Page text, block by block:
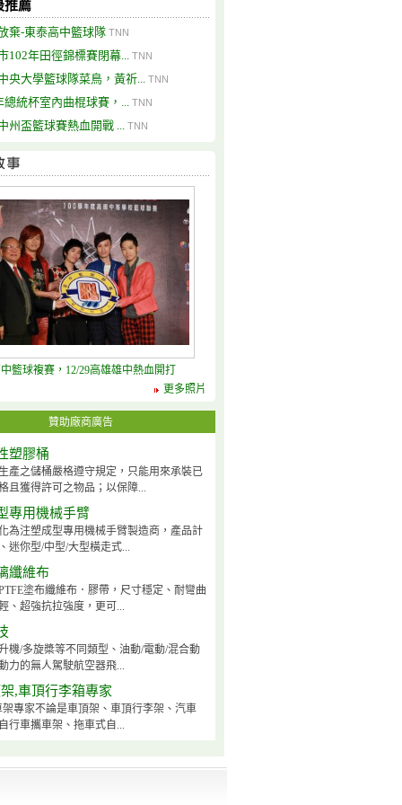
推薦
棄-東泰高中籃球隊 TNN
102年田徑錦標賽閉幕... TNN
央大學籃球隊菜鳥，黃祈... TNN
總統杯室內曲棍球賽，... TNN
州盃籃球賽熱血開戰 ... TNN
籃球複賽，12/29高雄雄中熱血開打
更多照片
贊助廠商廣告
塑膠桶
產之儲桶嚴格遵守規定，只能用來承裝已
且獲得許可之物品；以保障...
專用機械手臂
為注塑成型專用機械手臂製造商，產品計
迷你型/中型/大型橫走式...
纖維布
塗布纖維布．膠帶，尺寸穩定、耐彎曲
、超強抗拉強度，更可...
機/多旋槳等不同類型、油動/電動/混合動
力的無人駕駛航空器飛...
,車頂行李箱專家
架專家不論是車頂架、車頂行李架、汽車
行車攜車架、拖車式自...